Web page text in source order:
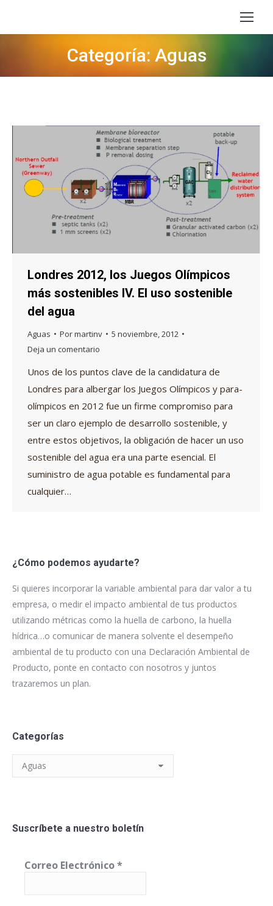
Categoría: Aguas
Estás aquí:
Londres 2012, los Juegos Olímpicos
más sostenibles IV. El uso sostenible
del agua
Aguas Pormartinv
5 noviembre, 2012
Deja un comentario
Unos de los puntos clave de la candidatura de
Londres para albergar los Juegos Olímpicos y para-
olímpicos en 2012 fue un firme compromiso para
ser un claro ejemplo de desarrollo sostenible, y
entre estos objetivos, la obligación de hacer un uso
sostenible del agua era una parte esencial. El
suministro de agua potable es fundamental para
cualquier…
¿Cómo podemos ayudarte?
Si quieres incorporar la variable ambiental para dar valor a tu
empresa, o medir el impacto ambiental de tus productos
utilizando métricas como la huella de carbono, la huella
hídrica…o comunicar de manera solvente el desempeño
ambiental de tu producto con una Declaración Ambiental de
Producto, ponte en contacto con nosotros y juntos
trazaremos un plan.
Categorías
Categorías
Suscríbete a nuestro boletín
Correo Electrónico*